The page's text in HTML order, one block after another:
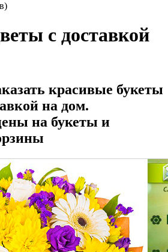
с доставкой
красивые букеты
на дом.
на букеты и